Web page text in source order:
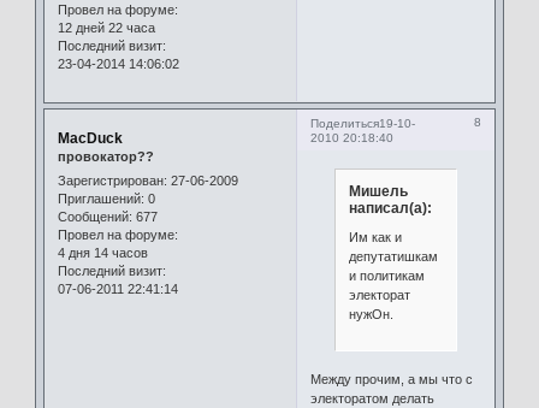
Провел на форуме:
12 дней 22 часа
Последний визит:
23-04-2014 14:06:02
Поделиться 8
19-10-
2010 20:18:40
MacDuck
провокатор??
Зарегистрирован: 27-06-2009
Приглашений: 0
Сообщений: 677
Провел на форуме:
4 дня 14 часов
Последний визит:
07-06-2011 22:41:14
Мишель
написал(а):
Им как и
депутатишкам
и политикам
электорат
нужОн.
Между прочим, а мы что с
электоратом делать